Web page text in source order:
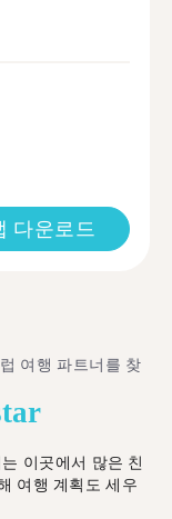
다운로드
여행 파트너를 찾
이곳에서 많은 친
여행 계획도 세우